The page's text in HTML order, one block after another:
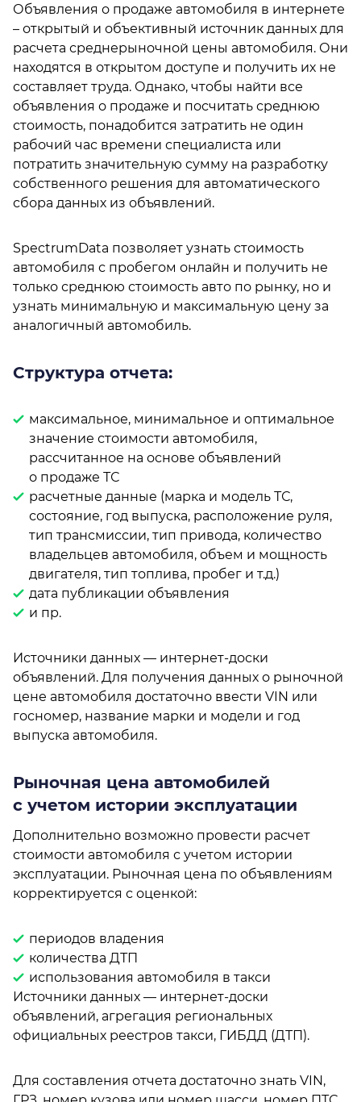
Объявления о продаже автомобиля в интернете
– открытый и объективный источник данных для
расчета среднерыночной цены автомобиля. Они
находятся в открытом доступе и получить их не
составляет труда. Однако, чтобы найти все
объявления о продаже и посчитать среднюю
стоимость, понадобится затратить не один
рабочий час времени специалиста или
потратить значительную сумму на разработку
собственного решения для автоматического
сбора данных из объявлений.
SpectrumData позволяет узнать стоимость
автомобиля с пробегом онлайн и получить не
только среднюю стоимость авто по рынку, но и
узнать минимальную и максимальную цену за
аналогичный автомобиль.
Структура отчета:
максимальное, минимальное и оптимальное
значение стоимости автомобиля,
рассчитанное на основе объявлений
о продаже ТС
расчетные данные (марка и модель ТС,
состояние, год выпуска, расположение руля,
тип трансмиссии, тип привода, количество
владельцев автомобиля, объем и мощность
двигателя, тип топлива, пробег и т.д.)
дата публикации объявления
и пр.
Источники данных — интернет-доски
объявлений. Для получения данных о рыночной
цене автомобиля достаточно ввести VIN или
госномер, название марки и модели и год
выпуска автомобиля.
Рыночная цена автомобилей
с учетом истории эксплуатации
Дополнительно возможно провести расчет
стоимости автомобиля с учетом истории
эксплуатации. Рыночная цена по объявлениям
корректируется с оценкой:
периодов владения
количества ДТП
использования автомобиля в такси
Источники данных — интернет-доски
объявлений, агрегация региональных
официальных реестров такси, ГИБДД (ДТП).
Для составления отчета достаточно знать VIN,